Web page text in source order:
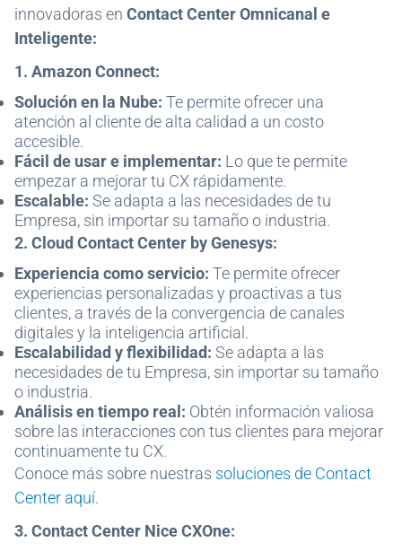
innovadoras en Contact Center Omnicanal e
Inteligente:
1. Amazon Connect:
Solución en la Nube: Te permite ofrecer una
atención al cliente de alta calidad a un costo
accesible.
Fácil de usar e implementar: Lo que te permite
empezar a mejorar tu CX rápidamente.
Escalable: Se adapta a las necesidades de tu
Empresa, sin importar su tamaño o industria.
2. Cloud Contact Center by Genesys:
Experiencia como servicio: Te permite ofrecer
experiencias personalizadas y proactivas a tus
clientes, a través de la convergencia de canales
digitales y la inteligencia artificial.
Escalabilidad y flexibilidad: Se adapta a las
necesidades de tu Empresa, sin importar su tamaño
o industria.
Análisis en tiempo real: Obtén información valiosa
sobre las interacciones con tus clientes para mejorar
continuamente tu CX.
Conoce más sobre nuestras soluciones de Contact
Center aquí.
3. Contact Center Nice CXOne: